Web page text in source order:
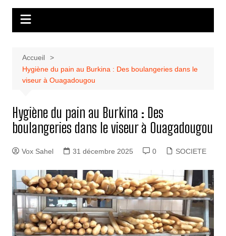
Accueil
Hygiène du pain au Burkina : Des boulangeries dans le
viseur à Ouagadougou
Hygiène du pain au Burkina : Des
boulangeries dans le viseur à Ouagadougou
Vox Sahel 31 décembre 2025 0 SOCIETE